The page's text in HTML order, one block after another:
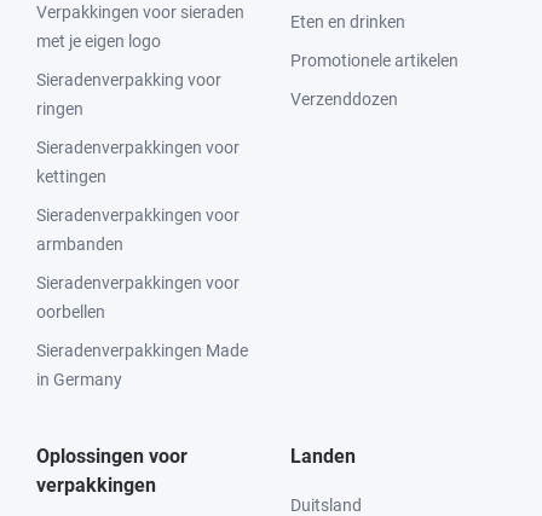
Verpakkingen voor sieraden
met je eigen logo
Sieradenverpakking voor
ringen
Sieradenverpakkingen voor
kettingen
Sieradenverpakkingen voor
armbanden
Sieradenverpakkingen voor
oorbellen
Sieradenverpakkingen Made
in Germany
Eten en drinken
Promotionele artikelen
Verzenddozen
Oplossingen voor
verpakkingen
Landen
Duitsland